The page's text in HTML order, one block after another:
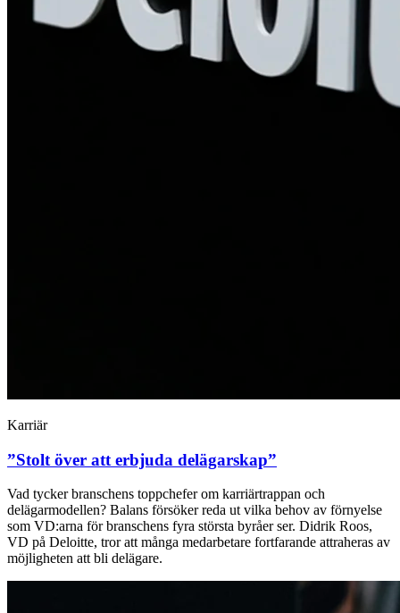
Karriär
”Stolt över att erbjuda delägarskap”
Vad tycker branschens toppchefer om karriärtrappan och
delägarmodellen? Balans försöker reda ut vilka behov av förnyelse
som VD:arna för branschens fyra största byråer ser. Didrik Roos,
VD på Deloitte, tror att många medarbetare fortfarande attraheras av
möjligheten att bli delägare.